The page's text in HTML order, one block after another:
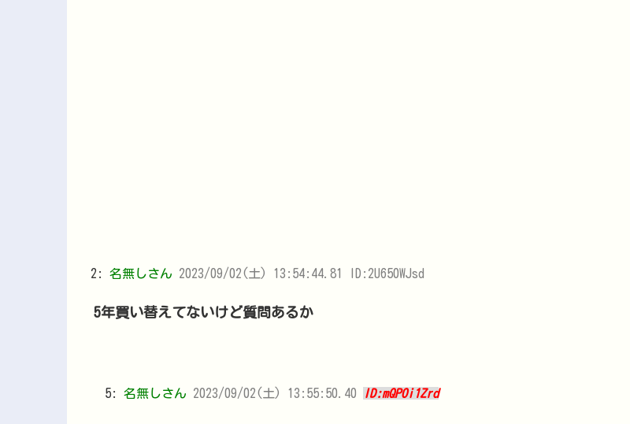
2: 名無しさん 2023/09/02(土) 13:54:44.81 ID:2U650WJsd
5年買い替えてないけど質問あるか
5: 名無しさん 2023/09/02(土) 13:55:50.40 ID:mQPOi1Zrd